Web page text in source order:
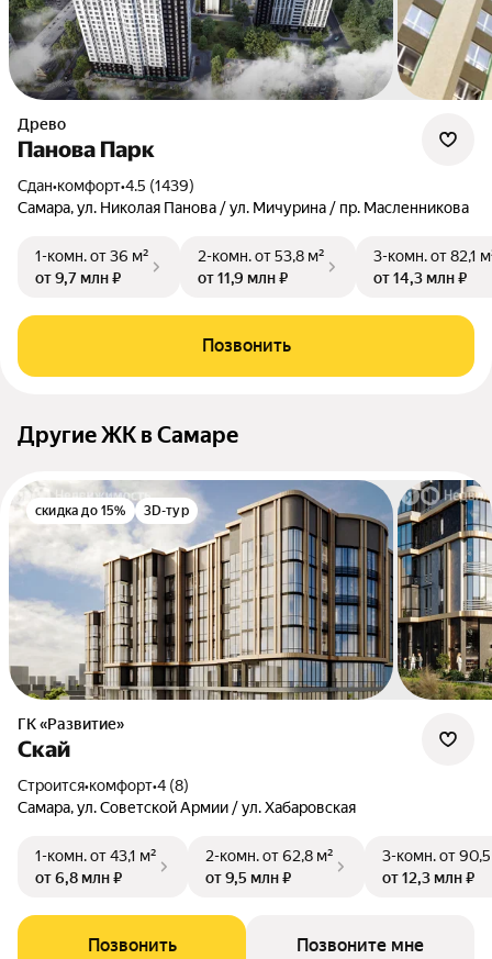
Древо
Панова Парк
Сдан•комфорт•4.5 (1439)
Самара, ул. Николая Панова / ул. Мичурина / пр. Масленникова
1-комн.от 36 м²
от 9,7 млн ₽
2-комн.от 53,8 м²
от 11,9 млн ₽
3-комн.от 82,1
от 14,3 млн ₽
Позвонить
Другие ЖК в Самаре
скидка до 15% 3D-тур
ГК «Развитие»
Скай
Строится•комфорт•4 (8)
Самара, ул. Советской Армии / ул. Хабаровская
1-комн.от 43,1 м²
от 6,8 млн ₽
2-комн.от 62,8 м²
от 9,5 млн ₽
3-комн.от
от 12,3 млн ₽
Позвонить Позвоните мне